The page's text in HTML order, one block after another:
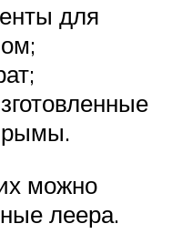
для
рымы.
можно
леера.